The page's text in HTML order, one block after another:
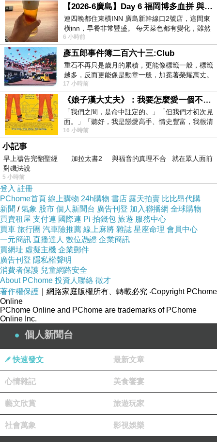
尼克：「對，我愛過你。但後來我們互相憎
恨，試圖控制對方，為彼此帶來痛苦。」
愛咪：「這就是婚姻。」
原本相愛的兩人，曾幾何時變得如此互相憎恨，
必需以控制為手段使對方就範，但卻適得其反，痛
苦橫生。愛咪的詮釋是：「這就是婚姻。」如果這
就是婚姻，想必許多人都會如同尼克般，欲逃之而
後快，然而這婚姻已成了牢籠，做丈夫的尼克逃不
掉，因為有新生兒還等著以後要叫他爸爸。
【2026-6廣島】Day 6 福岡博多血拼 與機場接送少年司機深夜對談
連四晚都住東橫INN 廣島新幹線口2號店，這間東
橫inn，早餐非常豐盛。 每天菜色都有變化，雖然
看到工作人員拿出料理包加熱，但
6 小時前
彥五郎事件簿二百六十三:Club
重石不再只是歲月的累積，更能像標籤一般，標籤
越多，反而更能像是勳章一般，加冕著榮耀萬丈。
習慣一如縱容，成了再難輕輕放下的罪證
17 小時前
《娘子漢大丈夫》：我要怎麼愛一個不存在的人？
「我們之間，是命中註定的。」「但我們才初次見
面。」「聽好，我是戀愛高手、情史豐富，我很清
楚這種感覺，你我之間的那種感覺，現
16 小時前
小記事
早上禱告完翻聖經 加拉太書2 與福音的真理不合 就在眾人面前
對磯法說
5 小時前
登入 註冊
PChome首頁 線上購物 24h購物 書店 露天拍賣 比比昂代購
新聞 /氣象 股市 個人新聞台 廣告刊登 加入聯播網 全球購物
買賣租屋 支付連 國際連 Pi 拍錢包 旅遊 服務中心
買車 旅行團 汽車險推薦 線上麻將 雜誌 星座命理 會員中心
一元簡訊 直播達人 數位憑證 企業簡訊
買網址 虛擬主機 企業郵件
廣告刊登 隱私權聲明
消費者保護 兒童網路安全
About PChome 投資人聯絡 徵才
著作權保護 ｜網路家庭版權所有、轉載必究 ‧Copyright PChome
Online
PChome Online and PChome are trademarks of PChome
Online Inc.
個人新聞台
快速發文 最新文章
心情雜記 美食饗宴
藝文欣賞 旅遊玩家
社會萬象 影視娛樂